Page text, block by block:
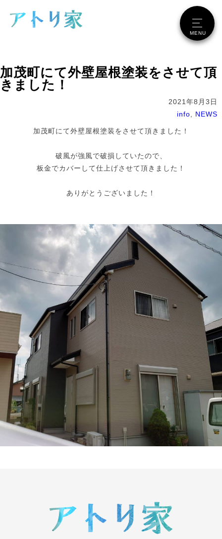
MENU
加茂町にて外壁屋根塗装をさせて頂
きました！
2021年8月3日
info, NEWS
加茂町にて外壁屋根塗装をさせて頂きました！
破風が強風で破損していたので、
板金でカバーして仕上げさせて頂きました！
ありがとうございました！